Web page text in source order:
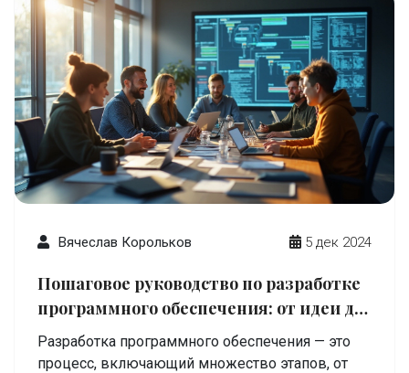
структура кода, использование консоли
браузера и специализированных расширений.
Читатели также узнают советы по безопасности
и конфиденциальности при анализе скриптов.
Вячеслав Корольков 5 дек 2024
Пошаговое руководство по разработке
программного обеспечения: от идеи до
реализации
Разработка программного обеспечения — это
процесс, включающий множество этапов, от